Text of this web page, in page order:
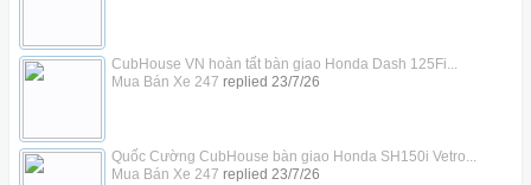
CubHouse VN hoàn tất bàn giao Honda Dash 125Fi...
Mua Bán Xe 247 replied 23/7/26
Quốc Cường CubHouse bàn giao Honda SH150i Vetro...
Mua Bán Xe 247 replied 23/7/26